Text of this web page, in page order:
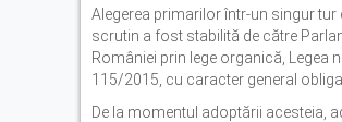
Alegerea primarilor într-un singur tur
scrutin a fost stabilită de către
României prin lege organică, Legea
115/2015, cu caracter general
De la momentul adoptării acesteia,